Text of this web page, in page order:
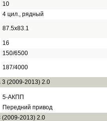
10
4 цил., рядный
87.5x83.1
16
150/6500
187/4000
3 (2009-2013) 2.0
5-АКПП
Передний привод
(2009-2013) 2.0